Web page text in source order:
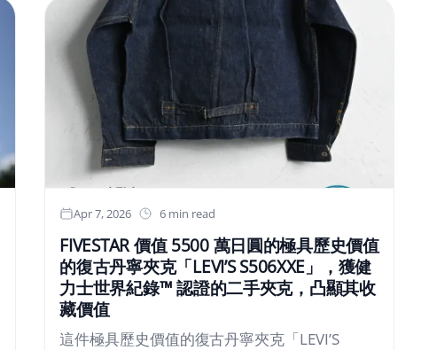
Tour Final 「NICE....
Apr 7, 2026 6 min read
FIVESTAR 價值 5500 萬日圓的極具歷史價值
的復古丹寧夾克「LEVI’S S506XXE」，獲健
力士世界紀錄™ 認證的二手夾克，凸顯其收
藏價值
這件極具歷史價值的復古丹寧夾克「LEVI’S